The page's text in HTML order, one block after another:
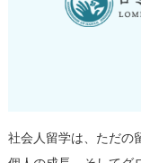
社会人留学は、ただの